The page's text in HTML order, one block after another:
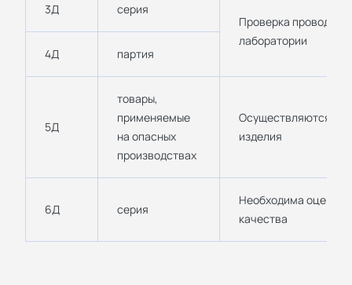
3Д
серия
Проверка
лаборатории
4Д
партия
5Д
товары,
применяемые
на опасных
производствах
Осуществляются
изделия
6Д серия
Необходима оценка
качества